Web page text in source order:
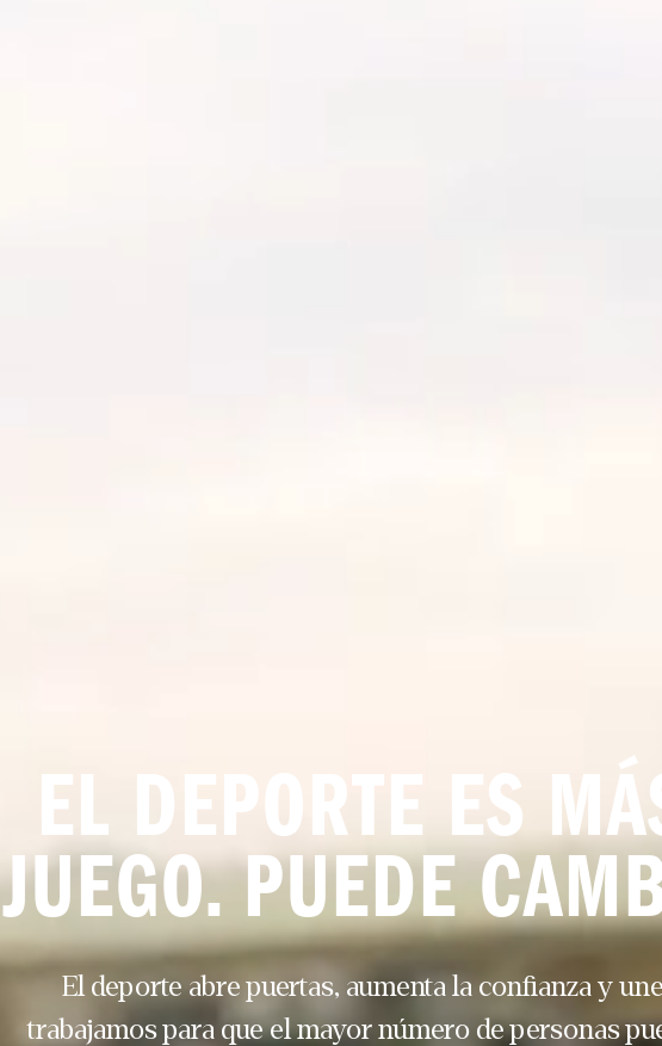
EL DEPORTE ES
JUEGO. PUEDE
El deporte abre puertas, aumenta la confianza y
trabajamos para que el mayor número de personas